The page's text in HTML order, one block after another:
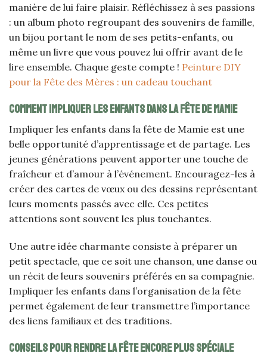
manière de lui faire plaisir. Réfléchissez à ses passions
: un album photo regroupant des souvenirs de famille,
un bijou portant le nom de ses petits-enfants, ou
même un livre que vous pouvez lui offrir avant de le
lire ensemble. Chaque geste compte ! Peinture DIY
pour la Fête des Mères : un cadeau touchant
Comment impliquer les enfants dans la fête de Mamie
Impliquer les enfants dans la fête de Mamie est une
belle opportunité d’apprentissage et de partage. Les
jeunes générations peuvent apporter une touche de
fraîcheur et d’amour à l’événement. Encouragez-les à
créer des cartes de vœux ou des dessins représentant
leurs moments passés avec elle. Ces petites
attentions sont souvent les plus touchantes.
Une autre idée charmante consiste à préparer un
petit spectacle, que ce soit une chanson, une danse ou
un récit de leurs souvenirs préférés en sa compagnie.
Impliquer les enfants dans l’organisation de la fête
permet également de leur transmettre l’importance
des liens familiaux et des traditions.
Conseils pour rendre la fête encore plus spéciale